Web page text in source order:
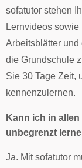
sofatutor stehen
Lernvideos
Arbeitsblätter
die Grundschule
Sie 30 Tage Zeit,
kennenzulernen.
Kann ich in
unbegrenzt
Ja. Mit sofatutor